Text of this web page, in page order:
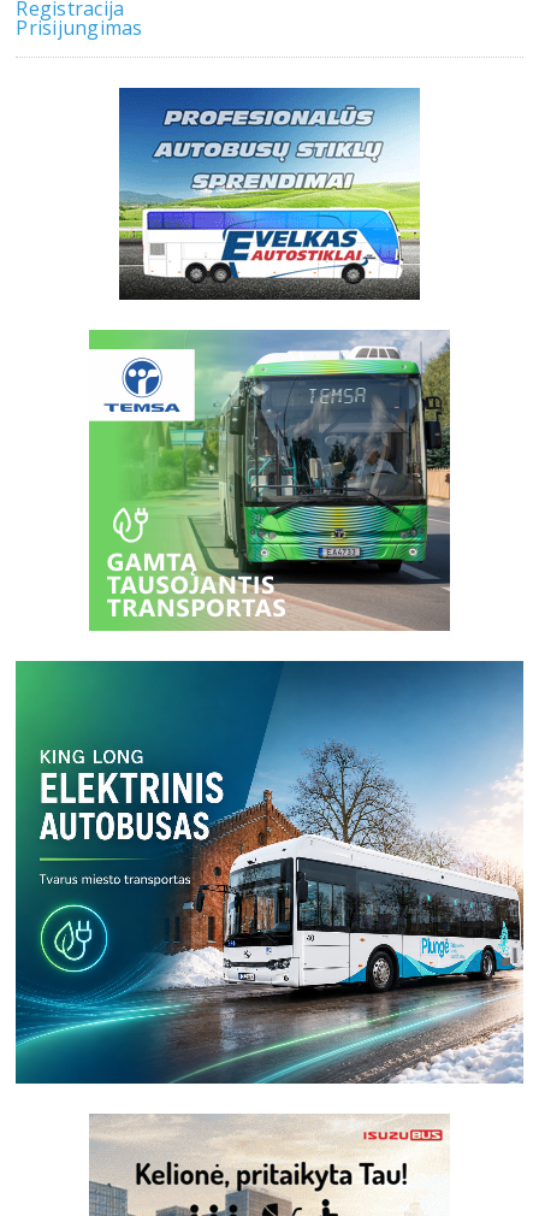
Registracija
Prisijungimas